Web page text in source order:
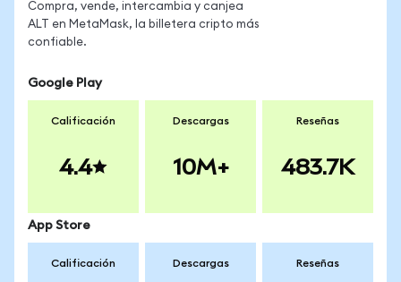
Compra, vende, intercambia y canjea
ALT en MetaMask, la billetera cripto más
confiable.
Google Play
Calificación
4.4
Descargas
10M+
Reseñas
483.7K
App Store
Calificación Descargas Reseñas